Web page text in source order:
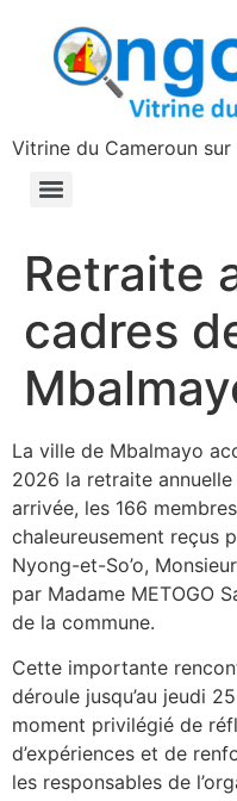
principal
Vitrine du Cameroun sur
Retraite
cadres
La ville de Mbalmayo
2026 la retraite annuelle
arrivée, les 166
chaleureusement reçus
Nyong-et-So’o,
par Madame METOGO
de la commune.
Cette importante
déroule jusqu’au jeudi
moment privilégié de
d’expériences et de
les responsables de